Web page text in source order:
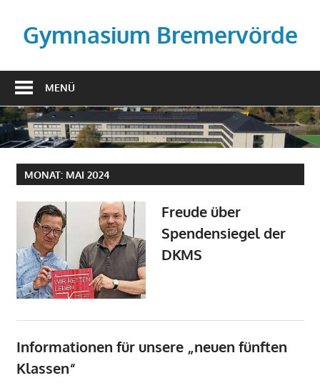
Inhalt
springenGymnasium Bremervörde
MENÜ
MONAT: MAI 2024
Freude über
Spendensiegel der
DKMS
Informationen für unsere „neuen fünften
Klassen“